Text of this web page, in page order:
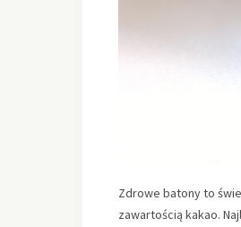
Zdrowe batony to
zawartością kakao.